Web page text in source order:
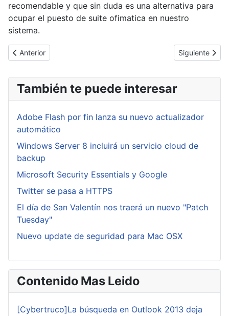
recomendable y que sin duda es una alternativa para
ocupar el puesto de suite ofimatica en nuestro
sistema.
Artículo anterior: Inclusión de ficheros remotos (RFI Remote File
Anterior Artículo
Siguiente
También te puede interesar
Adobe Flash por fin lanza su nuevo actualizador
automático
Windows Server 8 incluirá un servicio cloud de
backup
Microsoft Security Essentials y Google
Twitter se pasa a HTTPS
El día de San Valentín nos traerá un nuevo "Patch
Tuesday"
Nuevo update de seguridad para Mac OSX
Contenido Mas Leido
[Cybertruco]La búsqueda en Outlook 2013 deja